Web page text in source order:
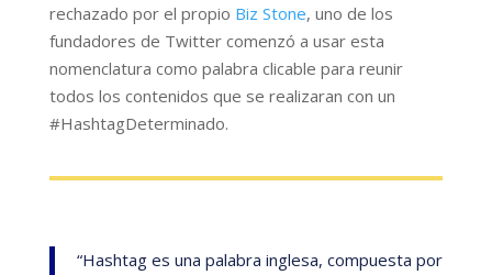
rechazado por el propio Biz Stone, uno de los
fundadores de Twitter comenzó a usar esta
nomenclatura como palabra clicable para reunir
todos los contenidos que se realizaran con un
#HashtagDeterminado.
“Hashtag es una palabra inglesa, compuesta por